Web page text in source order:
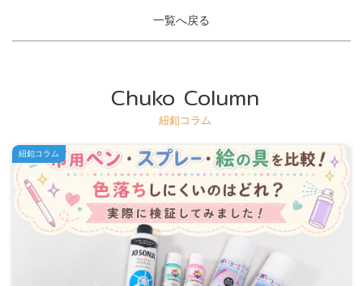
一覧へ戻る
Chuko Column
紐釦コラム
紐釦コラム